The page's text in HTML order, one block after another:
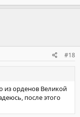
#18
из орденов Великой
после этого